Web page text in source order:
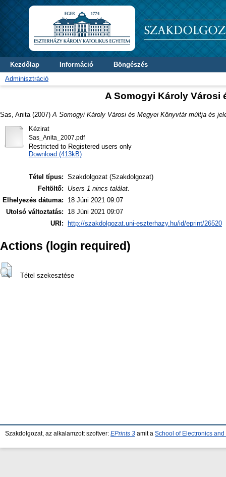
Kezdőlap Információ
Böngészés
Adminisztráció
A Somogyi Károly Városi
Sas, Anita (2007) A Somogyi Károly Városi és Megyei Könyvtár múltja és
Kézirat
Sas_Anita_2007.pdf
Restricted to Registered users only
Download (413kB)
Tétel típus: Szakdolgozat (Szakdolgozat)
Feltöltő:
Users 1 nincs találat.
Elhelyezés dátuma:
18 Júni 2021 09:07
Utolsó változtatás:
18 Júni 2021 09:07
URI:
http://szakdolgozat.uni-eszterhazy.hu/id/eprint/26520
Actions (login required)
Tétel szekesztése
Szakdolgozat, az alkalamzott szoftver: EPrints 3 amit a School of Electronics